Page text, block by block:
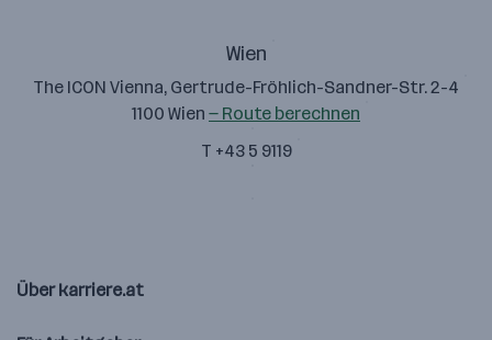
Wien
The ICON Vienna, Gertrude-Fröhlich-Sandner-Str. 2-4
1100 Wien — Route berechnen
T +43 5 9119
Über karriere.at